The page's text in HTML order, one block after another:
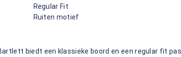
Regular Fit
Ruiten motief
biedt een klassieke boord en een regular fit